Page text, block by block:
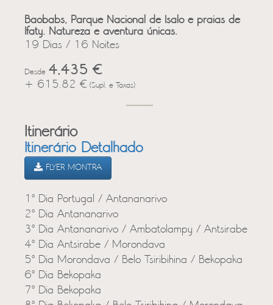
Baobabs, Parque Nacional de Isalo e praias de
Ifaty. Natureza e aventura únicas.
19 Dias / 16 Noites
Desde 4,435 €
+ 615.82 € (Supl. e Taxas)
Itinerário
Itinerário Detalhado
FLYER MONTRA
1º Dia Portugal / Antananarivo
2º Dia Antananarivo
3º Dia Antananarivo / Ambatolampy / Antsirabe
4º Dia Antsirabe / Morondava
5º Dia Morondava / Belo Tsiribihina / Bekopaka
6º Dia Bekopaka
7º Dia Bekopaka